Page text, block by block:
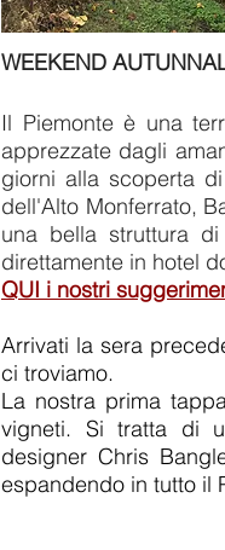
WEEKEND
Il Piemonte è una
apprezzate dagli
giorni alla scoperta
dell'Alto Monferrato,
una bella struttura
direttamente in hotel
QUI i nostri
Arrivati la sera
ci troviamo.
La nostra prima
vigneti. Si tratta di
designer Chris
espandendo in tutto il